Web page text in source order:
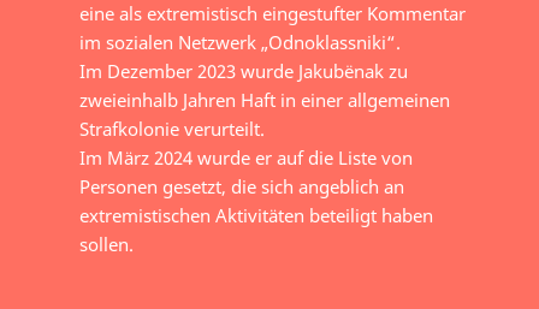
eine als extremistisch eingestufter Kommentar
im sozialen Netzwerk „Odnoklassniki“.
Im Dezember 2023 wurde Jakubёnak zu
zweieinhalb Jahren Haft in einer allgemeinen
Strafkolonie verurteilt.
Im März 2024 wurde er auf die Liste von
Personen gesetzt, die sich angeblich an
extremistischen Aktivitäten beteiligt haben
sollen.